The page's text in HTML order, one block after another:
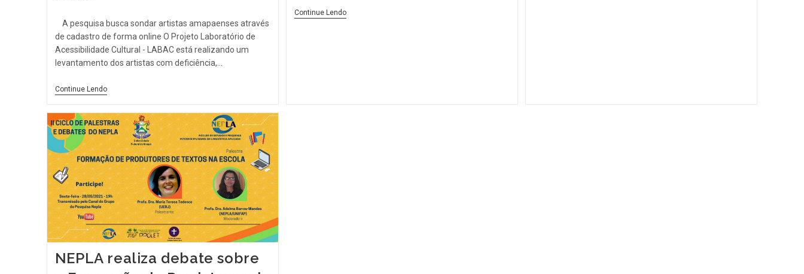
A pesquisa busca sondar artistas amapaenses através
de cadastro de forma online O Projeto Laboratório de
Acessibilidade Cultural - LABAC está realizando um
levantamento dos artistas com deficiência,…
Continue Lendo
Continue Lendo
NEPLA realiza debate sobre